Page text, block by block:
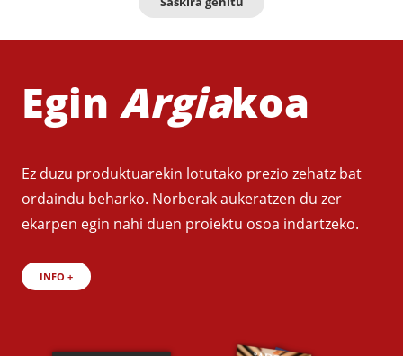
Egin Argiakoa
Ez duzu produktuarekin lotutako prezio zehatz bat
ordaindu beharko. Norberak aukeratzen du zer
ekarpen egin nahi duen proiektu osoa indartzeko.
INFO +